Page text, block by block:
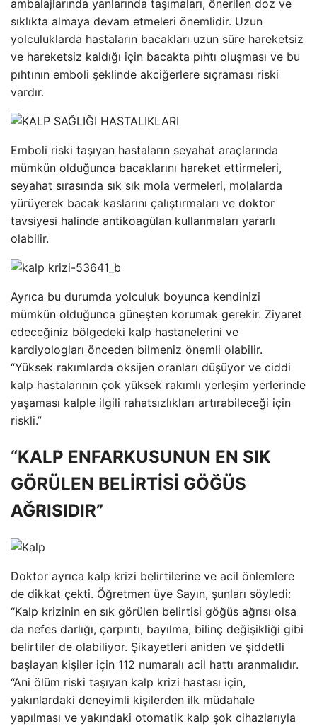
ambalajlarında yanlarında taşımaları, önerilen doz ve
sıklıkta almaya devam etmeleri önemlidir. Uzun
yolculuklarda hastaların bacakları uzun süre hareketsiz
ve hareketsiz kaldığı için bacakta pıhtı oluşması ve bu
pıhtının emboli şeklinde akciğerlere sıçraması riski
vardır.
Emboli riski taşıyan hastaların seyahat araçlarında
mümkün olduğunca bacaklarını hareket ettirmeleri,
seyahat sırasında sık sık mola vermeleri, molalarda
yürüyerek bacak kaslarını çalıştırmaları ve doktor
tavsiyesi halinde antikoagülan kullanmaları yararlı
olabilir.
Ayrıca bu durumda yolculuk boyunca kendinizi
mümkün olduğunca güneşten korumak gerekir. Ziyaret
edeceğiniz bölgedeki kalp hastanelerini ve
kardiyologları önceden bilmeniz önemli olabilir.
“Yüksek rakımlarda oksijen oranları düşüyor ve ciddi
kalp hastalarının çok yüksek rakımlı yerleşim yerlerinde
yaşaması kalple ilgili rahatsızlıkları artırabileceği için
riskli.”
“KALP ENFARKUSUNUN EN SIK
GÖRÜLEN BELİRTİSİ GÖĞÜS
AĞRISIDIR”
Doktor ayrıca kalp krizi belirtilerine ve acil önlemlere
de dikkat çekti. Öğretmen üye Sayın, şunları söyledi:
“Kalp krizinin en sık görülen belirtisi göğüs ağrısı olsa
da nefes darlığı, çarpıntı, bayılma, bilinç değişikliği gibi
belirtiler de olabiliyor. Şikayetleri aniden ve şiddetli
başlayan kişiler için 112 numaralı acil hattı aranmalıdır.
“Ani ölüm riski taşıyan kalp krizi hastası için,
yakınlardaki deneyimli kişilerden ilk müdahale
yapılması ve yakındaki otomatik kalp şok cihazlarıyla